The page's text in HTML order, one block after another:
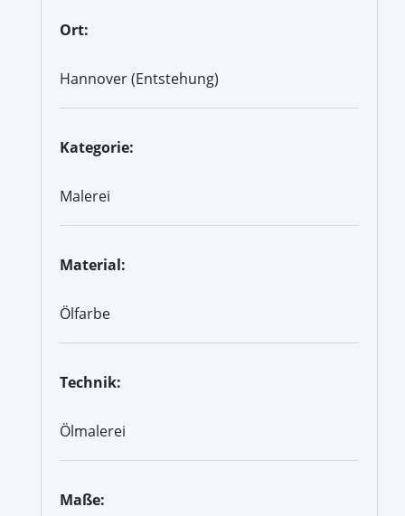
Ort:
Hannover (Entstehung)
Kategorie:
Malerei
Material:
Ölfarbe
Technik:
Ölmalerei
Maße: